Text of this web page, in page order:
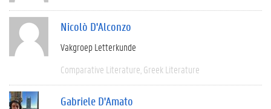
Nicolò D'Alconzo
Vakgroep Letterkunde
Comparative Literature Greek Literature
Gabriele D'Amato